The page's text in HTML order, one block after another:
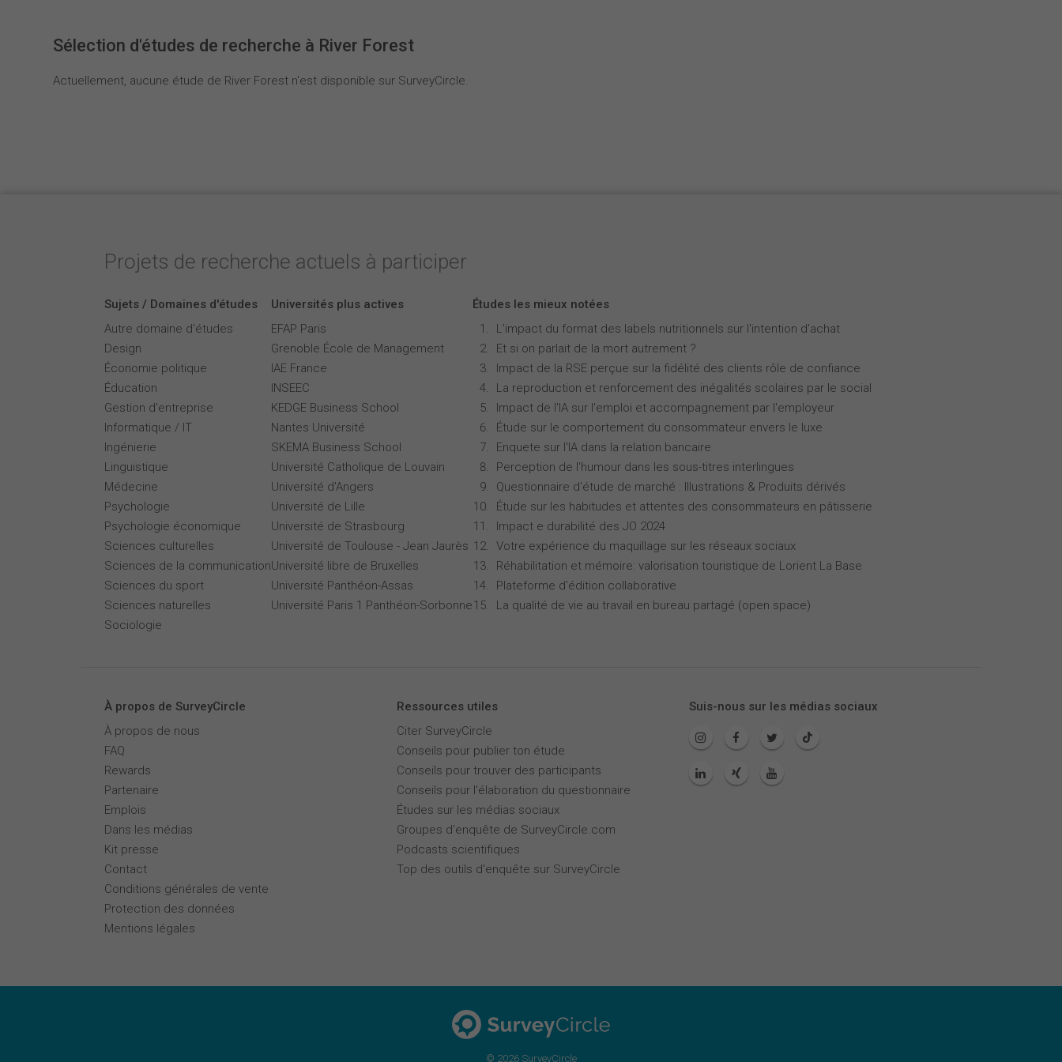
Sélection d'études de recherche à River Forest
Actuellement, aucune étude de River Forest n'est disponible sur SurveyCircle.
Projets de recherche actuels à participer
Sujets / Domaines d'études
Autre domaine d'études
Design
Économie politique
Éducation
Gestion d'entreprise
Informatique / IT
Ingénierie
Linguistique
Médecine
Psychologie
Psychologie économique
Sciences culturelles
Sciences de la communication
Sciences du sport
Sciences naturelles
Sociologie
Universités plus actives
EFAP Paris
Grenoble École de Management
IAE France
INSEEC
KEDGE Business School
Nantes Université
SKEMA Business School
Université Catholique de Louvain
Université d'Angers
Université de Lille
Université de Strasbourg
Université de Toulouse - Jean Jaurès
Université libre de Bruxelles
Université Panthéon-Assas
Université Paris 1 Panthéon-Sorbonne
Études les mieux notées
L'impact du format des labels nutritionnels sur l'intention d'achat
Et si on parlait de la mort autrement ?
Impact de la RSE perçue sur la fidélité des clients rôle de confiance
La reproduction et renforcement des inégalités scolaires par le social
Impact de l'IA sur l'emploi et accompagnement par l'employeur
Étude sur le comportement du consommateur envers le luxe
Enquete sur l'IA dans la relation bancaire
Perception de l'humour dans les sous-titres interlingues
Questionnaire d'étude de marché : Illustrations & Produits dérivés
Étude sur les habitudes et attentes des consommateurs en pâtisserie
Impact e durabilité des JO 2024
Votre expérience du maquillage sur les réseaux sociaux
Réhabilitation et mémoire: valorisation touristique de Lorient La Base
Plateforme d'édition collaborative
La qualité de vie au travail en bureau partagé (open space)
À propos de SurveyCircle
À propos de nous
FAQ
Rewards
Partenaire
Emplois
Dans les médias
Kit presse
Contact
Conditions générales de vente
Protection des données
Mentions légales
Ressources utiles
Citer SurveyCircle
Conseils pour publier ton étude
Conseils pour trouver des participants
Conseils pour l'élaboration du questionnaire
Études sur les médias sociaux
Groupes d'enquête de SurveyCircle.com
Podcasts scientifiques
Top des outils d'enquête sur SurveyCircle
Suis-nous sur les médias sociaux
© 2026 SurveyCircle